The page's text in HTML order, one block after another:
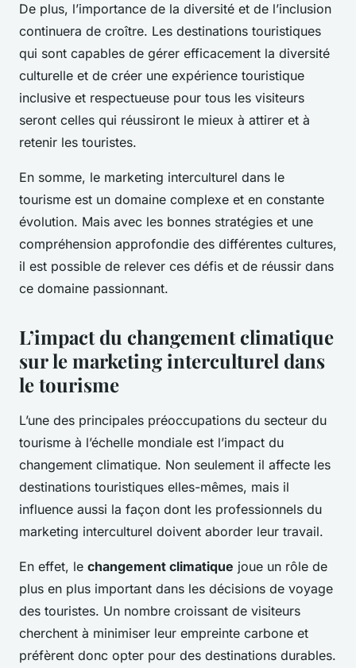
De plus, l’importance de la diversité et de l’inclusion
continuera de croître. Les destinations touristiques
qui sont capables de gérer efficacement la diversité
culturelle et de créer une expérience touristique
inclusive et respectueuse pour tous les visiteurs
seront celles qui réussiront le mieux à attirer et à
retenir les touristes.
En somme, le marketing interculturel dans le
tourisme est un domaine complexe et en constante
évolution. Mais avec les bonnes stratégies et une
compréhension approfondie des différentes cultures,
il est possible de relever ces défis et de réussir dans
ce domaine passionnant.
L’impact du changement climatique
sur le marketing interculturel dans
le tourisme
L’une des principales préoccupations du secteur du
tourisme à l’échelle mondiale est l’impact du
changement climatique. Non seulement il affecte les
destinations touristiques elles-mêmes, mais il
influence aussi la façon dont les professionnels du
marketing interculturel doivent aborder leur travail.
En effet, le changement climatique joue un rôle de
plus en plus important dans les décisions de voyage
des touristes. Un nombre croissant de visiteurs
cherchent à minimiser leur empreinte carbone et
préfèrent donc opter pour des destinations durables.